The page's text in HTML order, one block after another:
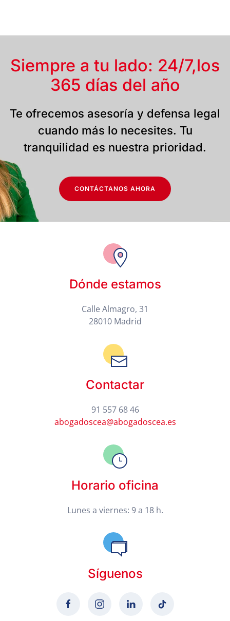
Siempre a tu lado: 24/7,los
365 días del año
Te ofrecemos asesoría y defensa legal
cuando más lo necesites. Tu
tranquilidad es nuestra prioridad.
CONTÁCTANOS AHORA
Dónde estamos
Calle Almagro, 31
28010 Madrid
Contactar
91 557 68 46
abogadoscea@abogadoscea.es
Horario oficina
Lunes a viernes: 9 a 18 h.
Síguenos